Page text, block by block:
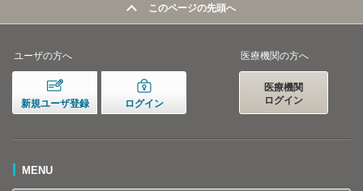
このページの先頭へ
ユーザの方へ
新規ユーザ登録 ログイン
医療機関の方へ
医療機関
ログイン
MENU